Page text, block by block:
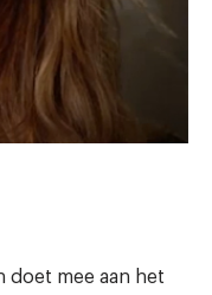
doet mee aan het